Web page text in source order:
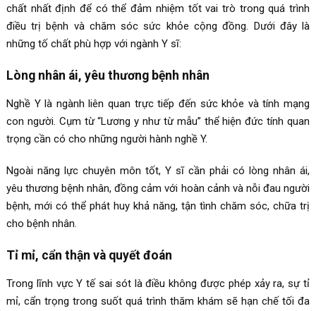
chất nhất định để có thể đảm nhiệm tốt vai trò trong quá trình
điều trị bệnh và chăm sóc sức khỏe cộng đồng. Dưới đây là
những tố chất phù hợp với ngành Y sĩ:
Lòng nhân ái, yêu thương bệnh nhân
Nghề Y là ngành liên quan trực tiếp đến sức khỏe và tính mạng
con người. Cụm từ “Lương y như từ mẫu” thể hiện đức tính quan
trọng cần có cho những người hành nghề Y.
Ngoài năng lực chuyên môn tốt, Y sĩ cần phải có lòng nhân ái,
yêu thương bệnh nhân, đồng cảm với hoàn cảnh và nỗi đau người
bệnh, mới có thể phát huy khả năng, tận tình chăm sóc, chữa trị
cho bệnh nhân.
Tỉ mỉ, cẩn thận và quyết đoán
Trong lĩnh vực Y tế sai sót là điều không được phép xảy ra, sự tỉ
mỉ, cẩn trọng trong suốt quá trình thăm khám sẽ hạn chế tối đa